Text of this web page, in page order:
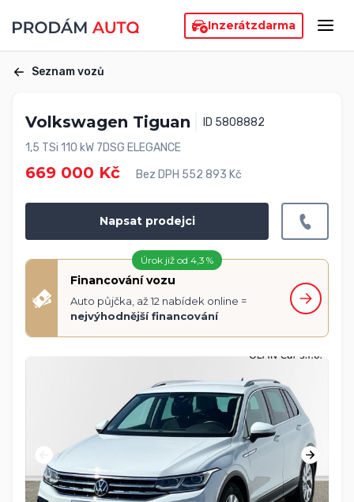
Inzerátzdarma
Seznam vozů
Volkswagen Tiguan
ID 5808882
1,5 TSi 110 kW 7DSG ELEGANCE
669 000 Kč Bez DPH 552 893 Kč
Napsat prodejci
Úrok již od 4,3 %
Financování vozu
Auto půjčka, až 12 nabídek online =
nejvýhodnější financování